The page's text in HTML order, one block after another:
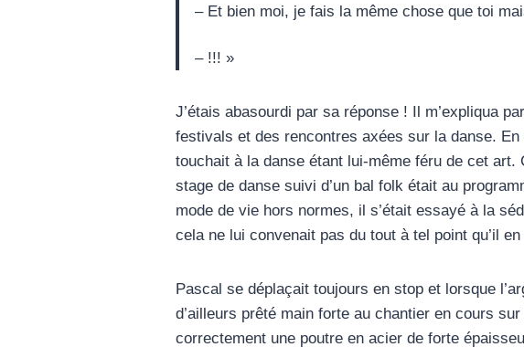
– Et bien moi, je fais la même chose que toi
– !!! »
J’étais abasourdi par sa réponse ! Il m’expliqua
festivals et des rencontres axées sur la danse.
touchait à la danse étant lui-même féru de cet art.
stage de danse suivi d’un bal folk était au
mode de vie hors normes, il s’était essayé à la
cela ne lui convenait pas du tout à tel point qu’il
Pascal se déplaçait toujours en stop et lorsque
d’ailleurs prêté main forte au chantier en cours
correctement une poutre en acier de forte